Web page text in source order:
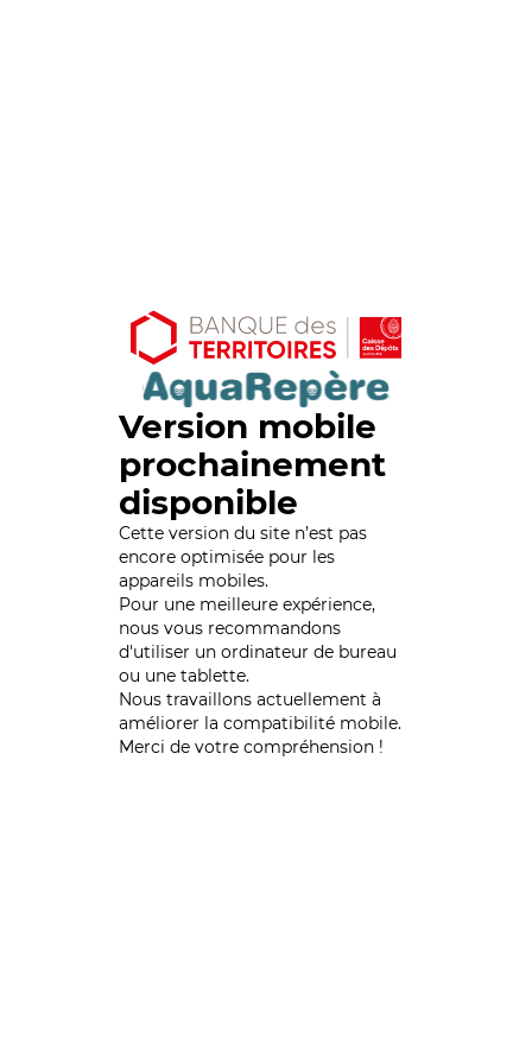
Version mobile
prochainement
disponible
Cette version du site n’est pas
encore optimisée pour les
appareils mobiles.
Pour une meilleure expérience,
nous vous recommandons
d'utiliser un ordinateur de bureau
ou une tablette.
Nous travaillons actuellement à
améliorer la compatibilité mobile.
Merci de votre compréhension !